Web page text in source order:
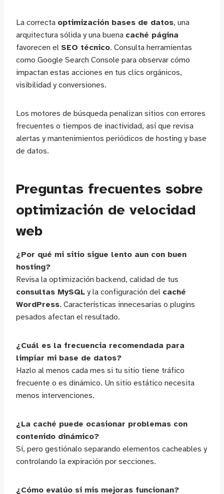
La correcta optimización bases de datos, una
arquitectura sólida y una buena caché página
favorecen el SEO técnico. Consulta herramientas
como Google Search Console para observar cómo
impactan estas acciones en tus clics orgánicos,
visibilidad y conversiones.
Los motores de búsqueda penalizan sitios con errores
frecuentes o tiempos de inactividad, así que revisa
alertas y mantenimientos periódicos de hosting y base
de datos.
Preguntas frecuentes sobre
optimización de velocidad
web
¿Por qué mi sitio sigue lento aun con buen
hosting?
Revisa la optimización backend, calidad de tus
consultas MySQL y la configuración del caché
WordPress. Características innecesarias o plugins
pesados afectan el resultado.
¿Cuál es la frecuencia recomendada para
limpiar mi base de datos?
Hazlo al menos cada mes si tu sitio tiene tráfico
frecuente o es dinámico. Un sitio estático necesita
menos intervenciones.
¿La caché puede ocasionar problemas con
contenido dinámico?
Sí, pero gestiónalo separando elementos cacheables y
controlando la expiración por secciones.
¿Cómo evalúo si mis mejoras funcionan?